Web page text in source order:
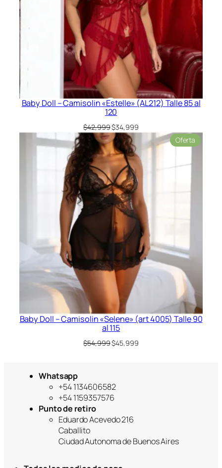
Baby Doll – Camisolin «Estelle» (AL212) Talle 85 al
120
$42,999El
precio
original
era:
$42,999.
$34,999El
precio
actual
es:
$34,999.
Oferta
en
Baby Doll – Camisolin «Selene» (art 4005) Talle 90
al 115
$54,999El
$45,999El
Whatsapp
+54 1134606582
+54 1159357576
Punto de retiro
Eduardo Acevedo 216
Caballito
Ciudad Autonoma de Buenos Aires